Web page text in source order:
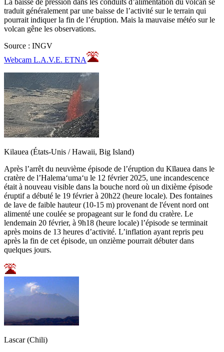
La baisse de pression dans les conduits d’alimentation du volcan se
traduit généralement par une baisse de l’activité sur le terrain qui
pourrait indiquer la fin de l’éruption. Mais la mauvaise météo sur le
volcan gêne les observations.
Source : INGV
Webcam L.A.V.E. ETNA
Kilauea (États-Unis / Hawaii, Big Island)
Après l’arrêt du neuvième épisode de l’éruption du Kīlauea dans le
cratère de l’Halemaʻumaʻu le 12 février 2025, une incandescence
était à nouveau visible dans la bouche nord où un dixième épisode
éruptif a débuté le 19 février à 20h22 (heure locale). Des fontaines
de lave de faible hauteur (10-15 m) provenant de l'évent nord ont
alimenté une coulée se propageant sur le fond du cratère. Le
lendemain 20 février, à 9h18 (heure locale) l’épisode se terminait
après moins de 13 heures d’activité. L’inflation ayant repris peu
après la fin de cet épisode, un onzième pourrait débuter dans
quelques jours.
Lascar (Chili)